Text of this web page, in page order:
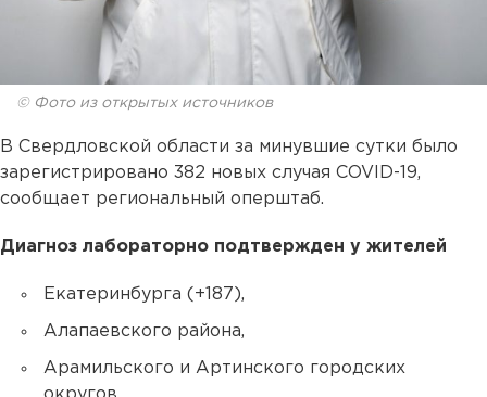
© Фото из открытых источников
В Свердловской области за минувшие сутки было
зарегистрировано 382 новых случая COVID-19,
сообщает региональный оперштаб.
Диагноз лабораторно подтвержден у жителей
Екатеринбурга (+187),
Алапаевского района,
Арамильского и Артинского городских